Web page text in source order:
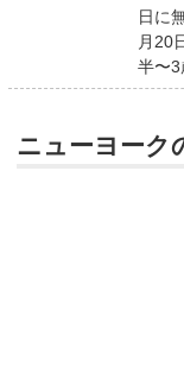
日に
月20
半〜3
ニューヨーク